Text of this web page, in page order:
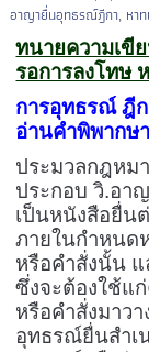
อาญายื่นอุทธรณ์ฎีกา, หา
ทนายความเขี
รอการลงโทษ
การอุทธรณ์ ฎี
อ่านคำพิพากษา
ประมวลกฎหม
ประกอบ วิ.อา
เป็นหนังสือยื่น
ภายในกำหนด
หรือคำสั่งนั้น แ
ซึ่งจะต้องใช้แ
หรือคำสั่งมาว
อุทธรณ์ยื่นสำเ